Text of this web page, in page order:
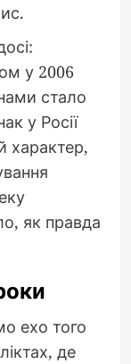
у 2006
стало
у Росії
характер,
як правда
ехо того
де